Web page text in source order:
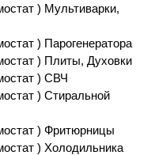
) Мультиварки,
) Парогенератора
) Плиты, Духовки
) СВЧ
) Стиральной
) Фритюрницы
) Холодильника